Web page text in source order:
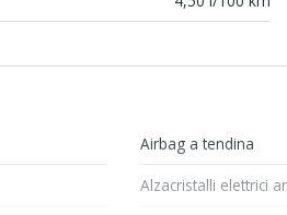
Airbag a tendina
Alzacristalli elettrici